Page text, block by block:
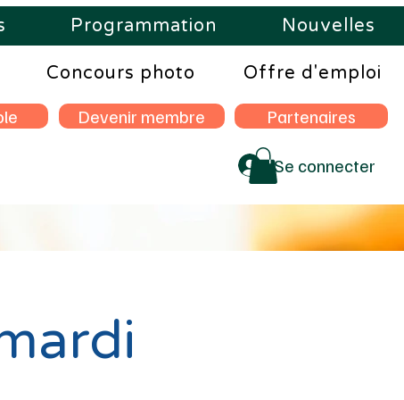
Programmation Nouvelles
Concours photo Offre d'emploi
Devenir membre Partenaires
Se connecter